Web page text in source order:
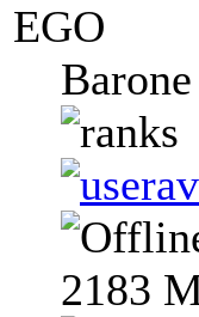
EGO
2183